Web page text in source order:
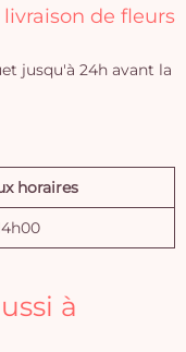
de fleurs
jusqu'à 24h avant la
horaires
à